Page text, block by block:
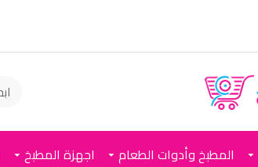
المطبخ وأدوات الطعام اجهزة المطبخ